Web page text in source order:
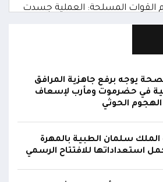
القوات المسلحة: العملية جسدت
والقيادة والسيطرة للقوات المسلحة
القوات المسلحة: نفذنا عملاً عسكرياً
الإرهابية وعتادها
وحيس جنوب الحديدة
استمرار انعقاده بصورة
يوجه برفع جاهزية المرافق
في حضرموت ومأرب لإسعاف
الحوثي
الملك سلمان الطبية بالمهرة
استعداداتها للافتتاح الرسمي